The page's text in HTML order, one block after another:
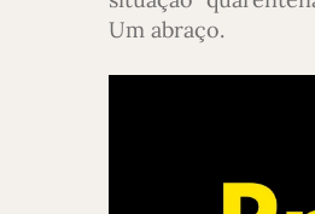
Um abraço.